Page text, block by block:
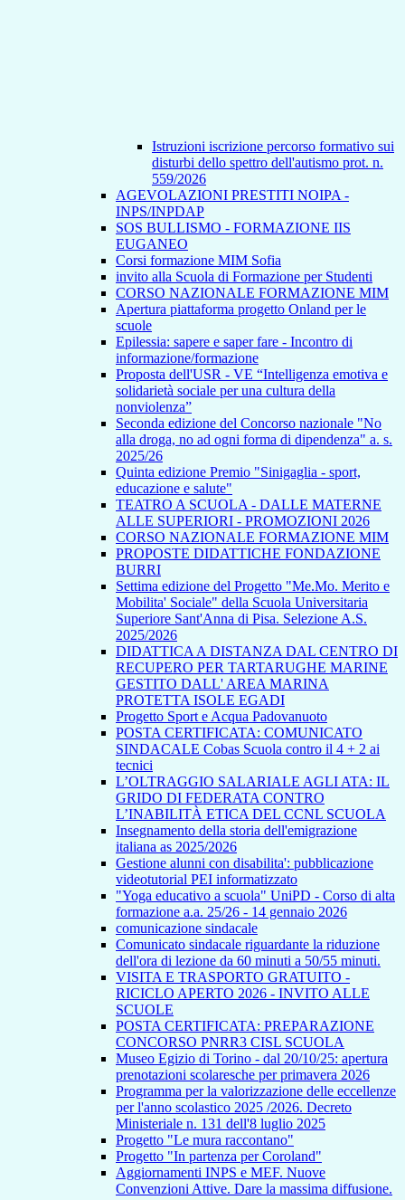
Istruzioni iscrizione percorso formativo sui
disturbi dello spettro dell'autismo prot. n.
559/2026
AGEVOLAZIONI PRESTITI NOIPA -
INPS/INPDAP
SOS BULLISMO - FORMAZIONE IIS
EUGANEO
Corsi formazione MIM Sofia
invito alla Scuola di Formazione per Studenti
CORSO NAZIONALE FORMAZIONE MIM
Apertura piattaforma progetto Onland per le
scuole
Epilessia: sapere e saper fare - Incontro di
informazione/formazione
Proposta dell'USR - VE “Intelligenza emotiva e
solidarietà sociale per una cultura della
nonviolenza”
Seconda edizione del Concorso nazionale "No
alla droga, no ad ogni forma di dipendenza" a. s.
2025/26
Quinta edizione Premio "Sinigaglia - sport,
educazione e salute"
TEATRO A SCUOLA - DALLE MATERNE
ALLE SUPERIORI - PROMOZIONI 2026
CORSO NAZIONALE FORMAZIONE MIM
PROPOSTE DIDATTICHE FONDAZIONE
BURRI
Settima edizione del Progetto "Me.Mo. Merito e
Mobilita' Sociale" della Scuola Universitaria
Superiore Sant'Anna di Pisa. Selezione A.S.
2025/2026
DIDATTICA A DISTANZA DAL CENTRO DI
RECUPERO PER TARTARUGHE MARINE
GESTITO DALL' AREA MARINA
PROTETTA ISOLE EGADI
Progetto Sport e Acqua Padovanuoto
POSTA CERTIFICATA: COMUNICATO
SINDACALE Cobas Scuola contro il 4 + 2 ai
tecnici
L’OLTRAGGIO SALARIALE AGLI ATA: IL
GRIDO DI FEDERATA CONTRO
L’INABILITÀ ETICA DEL CCNL SCUOLA
Insegnamento della storia dell'emigrazione
italiana as 2025/2026
Gestione alunni con disabilita': pubblicazione
videotutorial PEI informatizzato
"Yoga educativo a scuola" UniPD - Corso di alta
formazione a.a. 25/26 - 14 gennaio 2026
comunicazione sindacale
Comunicato sindacale riguardante la riduzione
dell'ora di lezione da 60 minuti a 50/55 minuti.
VISITA E TRASPORTO GRATUITO -
RICICLO APERTO 2026 - INVITO ALLE
SCUOLE
POSTA CERTIFICATA: PREPARAZIONE
CONCORSO PNRR3 CISL SCUOLA
Museo Egizio di Torino - dal 20/10/25: apertura
prenotazioni scolaresche per primavera 2026
Programma per la valorizzazione delle eccellenze
per l'anno scolastico 2025 /2026. Decreto
Ministeriale n. 131 dell'8 luglio 2025
Progetto "Le mura raccontano"
Progetto "In partenza per Coroland"
Aggiornamenti INPS e MEF. Nuove
Convenzioni Attive. Dare la massima diffusione.